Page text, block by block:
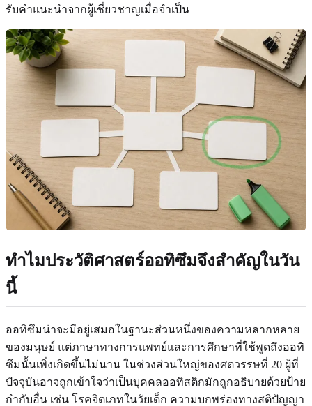
รับคำแนะนำจากผู้เชี่ยวชาญเมื่อจำเป็น
ทำไมประวัติศาสตร์ออทิซึมจึงสำคัญในวัน
นี้
ออทิซึมน่าจะมีอยู่เสมอในฐานะส่วนหนึ่งของความหลากหลาย
ของมนุษย์ แต่ภาษาทางการแพทย์และการศึกษาที่ใช้พูดถึงออทิ
ซึมนั้นเพิ่งเกิดขึ้นไม่นาน ในช่วงส่วนใหญ่ของศตวรรษที่ 20 ผู้ที่
ปัจจุบันอาจถูกเข้าใจว่าเป็นบุคคลออทิสติกมักถูกอธิบายด้วยป้าย
กำกับอื่น เช่น โรคจิตเภทในวัยเด็ก ความบกพร่องทางสติปัญญา